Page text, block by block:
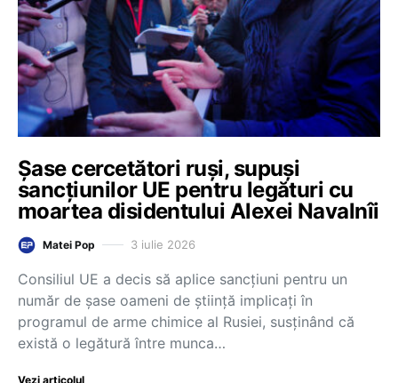
Șase cercetători ruși, supuși
sancțiunilor UE pentru legături cu
moartea disidentului Alexei Navalnîi
Matei Pop 3 iulie 2026
Consiliul UE a decis să aplice sancțiuni pentru un
număr de șase oameni de știință implicați în
programul de arme chimice al Rusiei, susținând că
există o legătură între munca…
Vezi articolul